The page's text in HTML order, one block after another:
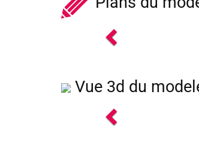
Previous
Vue 3d du
Previous